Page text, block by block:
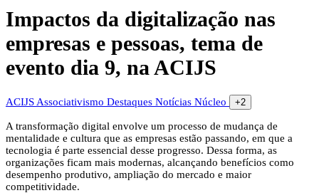
Impactos da digitalização nas
empresas e pessoas, tema de
evento dia 9, na ACIJS
ACIJS Associativismo Destaques Notícias Núcleo +2
A transformação digital envolve um processo de mudança de
mentalidade e cultura que as empresas estão passando, em que a
tecnologia é parte essencial desse progresso. Dessa forma, as
organizações ficam mais modernas, alcançando benefícios como
desempenho produtivo, ampliação do mercado e maior
competitividade.